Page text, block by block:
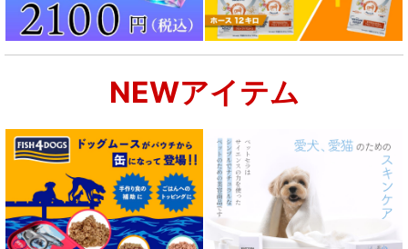
肝臓ケア対応ドッグフード
肥満ケア対応 フード for DOG
泌尿器ケア対応 フード for DOG
NEWアイテム